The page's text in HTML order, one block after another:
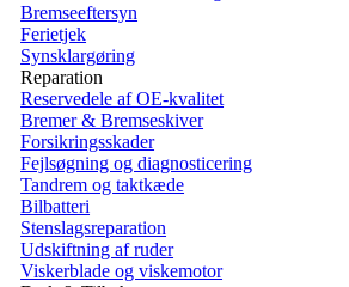
Bremseeftersyn
Ferietjek
Synsklargøring
Reparation
Reservedele af OE-kvalitet
Bremer & Bremseskiver
Forsikringsskader
Fejlsøgning og diagnosticering
Tandrem og taktkæde
Bilbatteri
Stenslagsreparation
Udskiftning af ruder
Viskerblade og viskemotor